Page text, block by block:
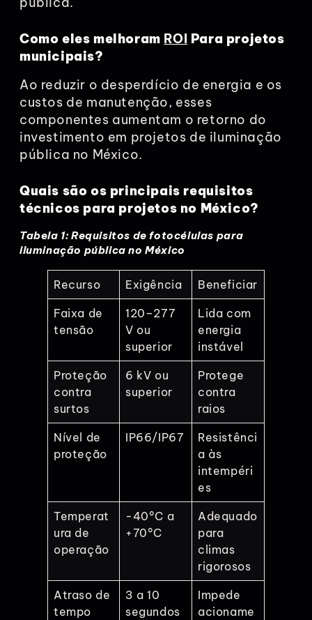
Como eles melhoram ROI Para projetos
municipais?
Ao reduzir o desperdício de energia e os
custos de manutenção, esses
componentes aumentam o retorno do
investimento em projetos de iluminação
pública no México.
Quais são os principais requisitos
técnicos para projetos no México?
Tabela 1: Requisitos de fotocélulas para
iluminação pública no México
Recurso Exigência Beneficiar
Faixa de
tensão
120–277
V ou
superior
Lida com
energia
instável
Proteção
contra
surtos
6 kV ou
superior
Protege
contra
raios
Nível de
proteção
IP66/IP67
Resistênci
a às
intempéri
es
Temperat
ura de
operação
-40°C a
+70°C
Adequado
para
climas
rigorosos
Atraso de
tempo
3 a 10
segundos
Impede
acioname